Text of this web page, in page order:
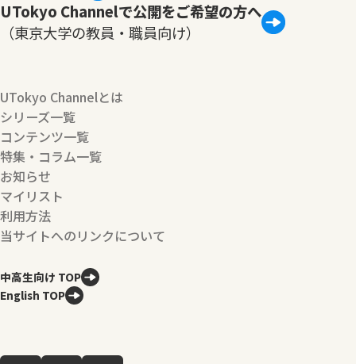
UTokyo Channelで公開をご希望の方へ
（東京大学の教員・職員向け）
UTokyo Channelとは
シリーズ一覧
コンテンツ一覧
特集・コラム一覧
お知らせ
マイリスト
利用方法
当サイトへのリンクについて
中高生向け TOP
English TOP